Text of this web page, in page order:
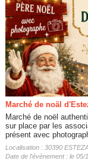
Marché de noäl
Marché de noël
sur place par les
présent avec
Localisation : 30390
Date de l'évènement : le 05/